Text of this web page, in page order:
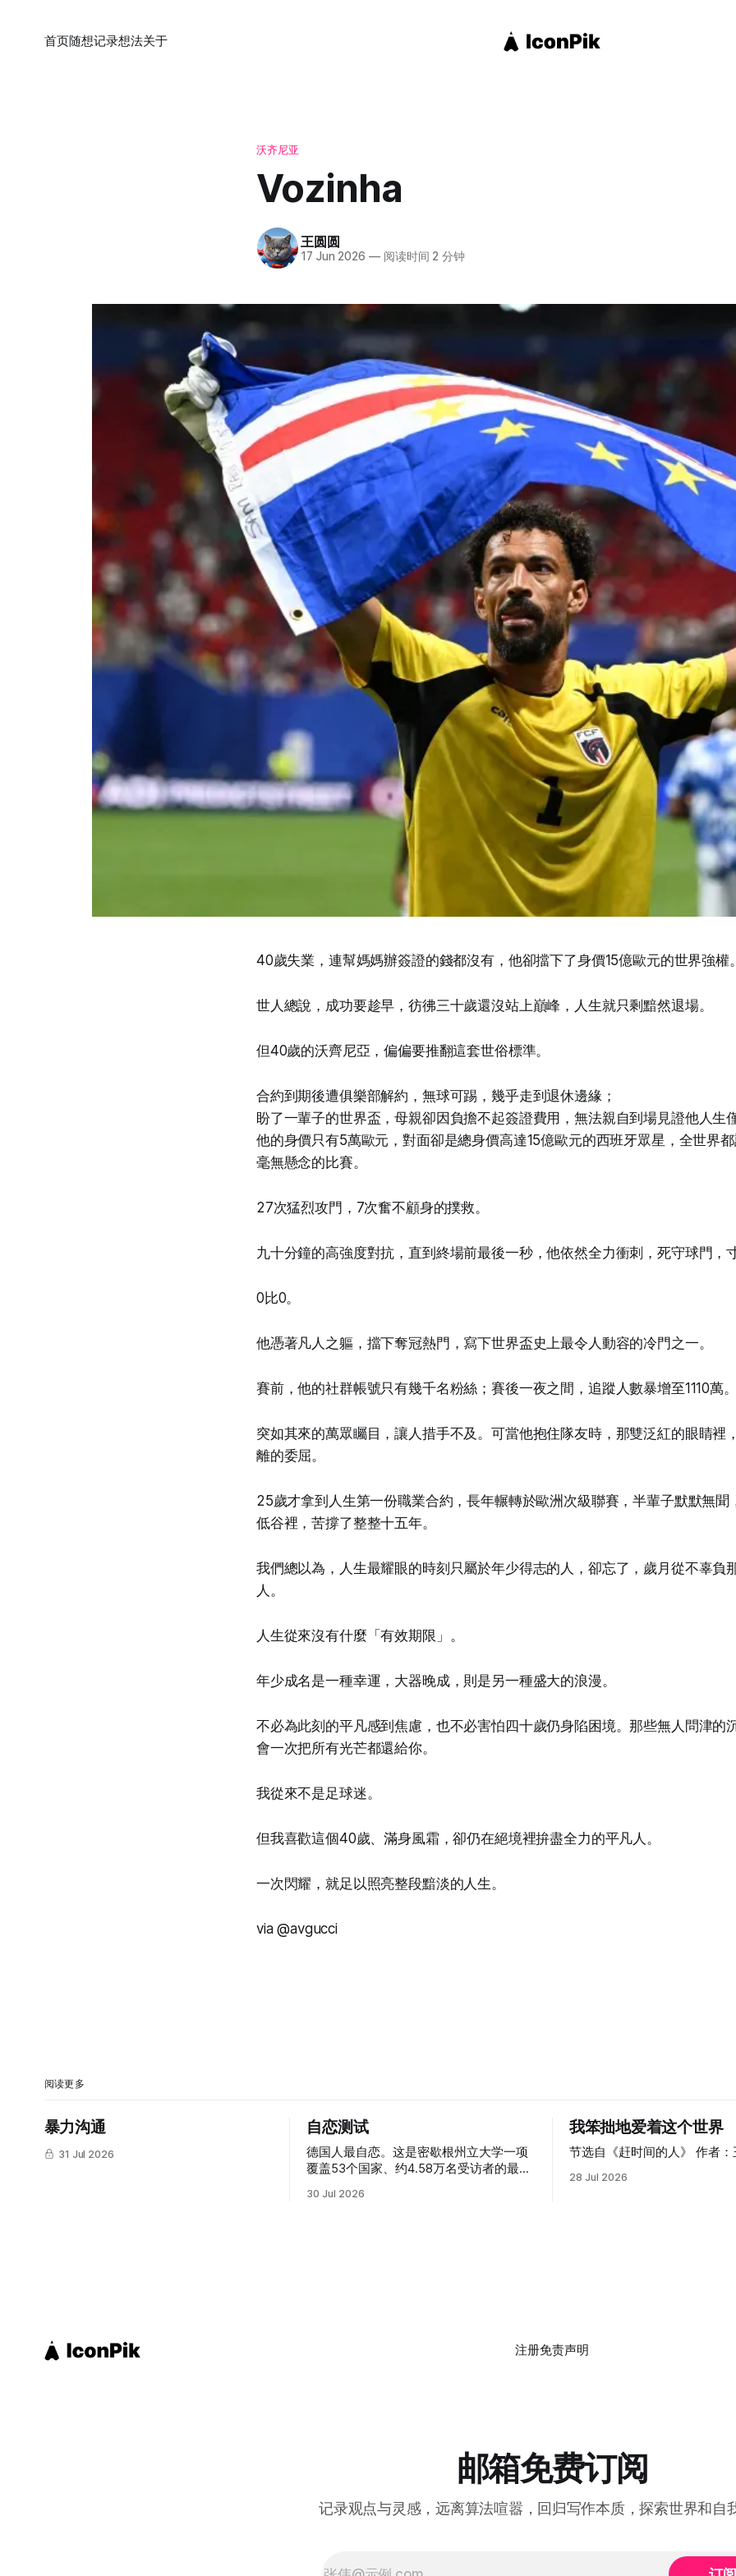
首页随想记录想法关于
沃齐尼亚
Vozinha
王圆圆
17 Jun 2026 —阅读时间 2 分钟
40歲失業，連幫媽媽辦簽證的錢都沒有，他卻擋下了身價15億歐元的世界強權
世人總說，成功要趁早，彷彿三十歲還沒站上巔峰，人生就只剩黯然退場。
但40歲的沃齊尼亞，偏偏要推翻這套世俗標準。
合約到期後遭俱樂部解約，無球可踢，幾乎走到退休邊緣；
盼了一輩子的世界盃，母親卻因負擔不起簽證費用，無法親自到場見證他人生
他的身價只有5萬歐元，對面卻是總身價高達15億歐元的西班牙眾星，全世界
毫無懸念的比賽。
27次猛烈攻門，7次奮不顧身的撲救。
九十分鐘的高強度對抗，直到終場前最後一秒，他依然全力衝刺，死守球門，
0比0。
他憑著凡人之軀，擋下奪冠熱門，寫下世界盃史上最令人動容的冷門之一。
賽前，他的社群帳號只有幾千名粉絲；賽後一夜之間，追蹤人數暴增至1110萬
突如其來的萬眾矚目，讓人措手不及。可當他抱住隊友時，那雙泛紅的眼睛裡
離的委屈。
25歲才拿到人生第一份職業合約，長年輾轉於歐洲次級聯賽，半輩子默默無聞
低谷裡，苦撐了整整十五年。
我們總以為，人生最耀眼的時刻只屬於年少得志的人，卻忘了，歲月從不辜負
人。
人生從來沒有什麼「有效期限」。
年少成名是一種幸運，大器晚成，則是另一種盛大的浪漫。
不必為此刻的平凡感到焦慮，也不必害怕四十歲仍身陷困境。那些無人問津的
會一次把所有光芒都還給你。
我從來不是足球迷。
但我喜歡這個40歲、滿身風霜，卻仍在絕境裡拚盡全力的平凡人。
一次閃耀，就足以照亮整段黯淡的人生。
via @avgucci
阅读更多
暴力沟通
31 Jul 2026
自恋测试
德国人最自恋。这是密歇根州立大学一项
覆盖53个国家、约4.58万名受访者的最新
三，尼泊尔第四，韩国第五。而长期被外
度的自我夸大、强烈渴望他人赞美，以及
哥、尼泊尔、伊拉克这类集体主义程度较
高的国家，自恋性钦佩得分普遍高于瑞
典、丹麦、德国、挪威、芬兰这类个人主
高，但在个人主义/集体主义这个维度的分
30 Jul 2026
我笨拙地爱着这个世界
节选自《赶时间的人》 作者：
28 Jul 2026
注册免责声明
邮箱免费订阅
记录观点与灵感，远离算法喧嚣，回归写作本质，探索世界和自